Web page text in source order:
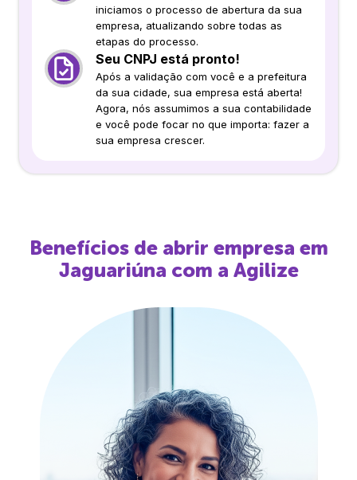
iniciamos o processo de abertura da sua
empresa, atualizando sobre todas as
etapas do processo.
Seu CNPJ está pronto!
Após a validação com você e a prefeitura
da sua cidade, sua empresa está aberta!
Agora, nós assumimos a sua contabilidade
e você pode focar no que importa: fazer a
sua empresa crescer.
Benefícios de abrir empresa em
Jaguariúna com a Agilize